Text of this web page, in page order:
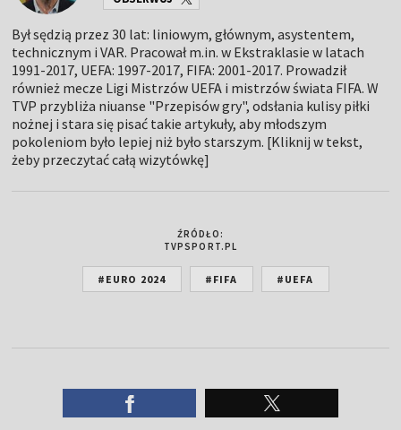
Był sędzią przez 30 lat: liniowym, głównym, asystentem,
technicznym i VAR. Pracował m.in. w Ekstraklasie w latach
1991-2017, UEFA: 1997-2017, FIFA: 2001-2017. Prowadził
również mecze Ligi Mistrzów UEFA i mistrzów świata FIFA. W
TVP przybliża niuanse "Przepisów gry", odsłania kulisy piłki
nożnej i stara się pisać takie artykuły, aby młodszym
pokoleniom było lepiej niż było starszym. [Kliknij w tekst,
żeby przeczytać całą wizytówkę]
ŹRÓDŁO:
TVPSPORT.PL
#EURO 2024 #FIFA #UEFA